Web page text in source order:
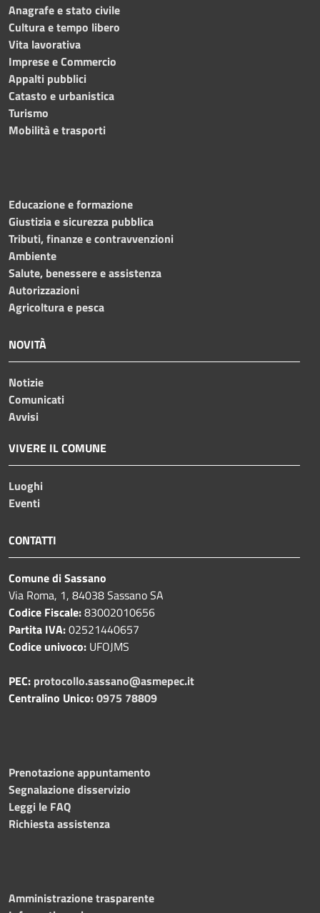
Anagrafe e stato civile
Cultura e tempo libero
Vita lavorativa
Imprese e Commercio
Appalti pubblici
Catasto e urbanistica
Turismo
Mobilità e trasporti
Educazione e formazione
Giustizia e sicurezza pubblica
Tributi, finanze e contravvenzioni
Ambiente
Salute, benessere e assistenza
Autorizzazioni
Agricoltura e pesca
NOVITÀ
Notizie
Comunicati
Avvisi
VIVERE IL COMUNE
Luoghi
Eventi
CONTATTI
Comune di Sassano
Via Roma, 1, 84038 Sassano SA
Codice Fiscale:83002010656
Partita IVA:02521440657
Codice univoco: UFOJMS
PEC: protocollo.sassano@asmepec.it
Centralino Unico:0975 78809
Prenotazione appuntamento
Segnalazione disservizio
Leggi le FAQ
Richiesta assistenza
Amministrazione trasparente